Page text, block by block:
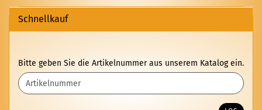
Schnellkauf
BITTE
GEBEN
SIE
DIE
Bitte geben Sie die Artikelnummer aus unserem Katalog ein.